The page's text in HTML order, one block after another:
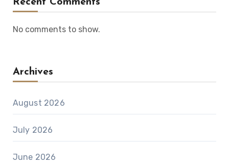
Recent Comments
No comments to show.
Archives
August 2026
July 2026
June 2026